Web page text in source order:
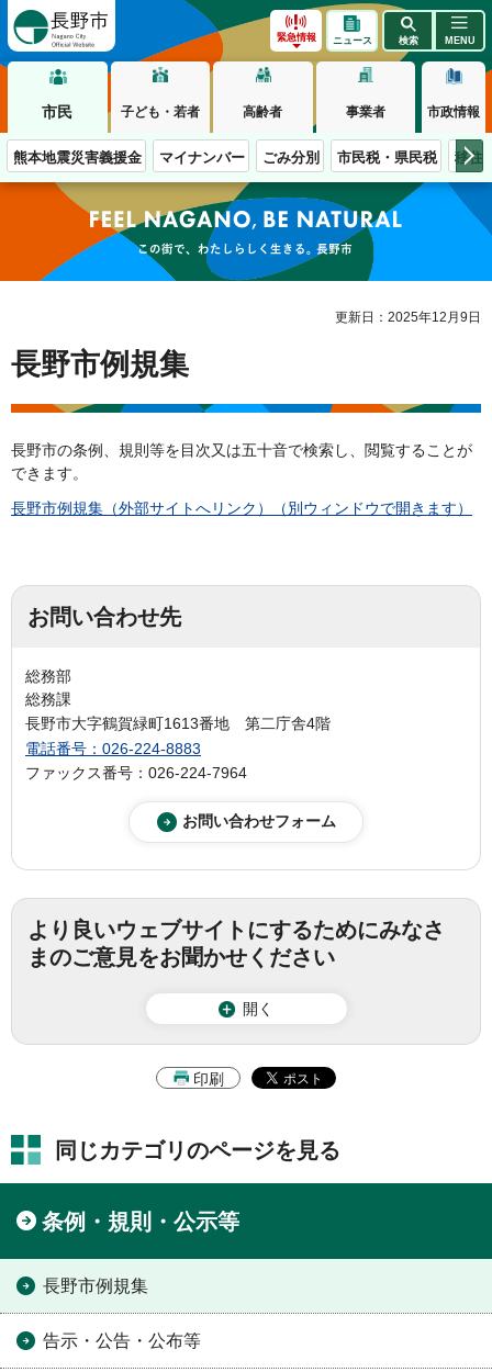
緊急情報 ニュース 検索 MENU
市民 子ども・若者 高齢者 事業者 市政情報
熊本地震災害義援金 マイナンバー ごみ分別 市民税・県民税 移住
この街で、わたしらしく生きる。長野市
更新日：2025年12月9日
長野市例規集
長野市の条例、規則等を目次又は五十音で検索し、閲覧することが
できます。
長野市例規集（外部サイトへリンク）（別ウィンドウで開きます）
お問い合わせ先
総務部
総務課
長野市大字鶴賀緑町1613番地 第二庁舎4階
電話番号：026-224-8883
ファックス番号：026-224-7964
より良いウェブサイトにするためにみなさ
まのご意見をお聞かせください
開く
印刷
同じカテゴリのページを見る
条例・規則・公示等
長野市例規集
告示・公告・公布等